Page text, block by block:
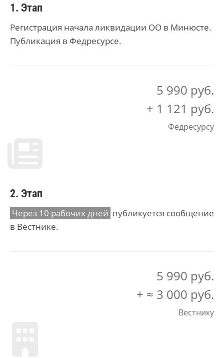
1. Этап
Регистрация начала ликвидации ОО в Минюсте.
Публикация в Федресурсе.
5 990 руб.
+ 1 121 руб.
Федресурсу
2. Этап
Через 10 рабочих дней публикуется сообщение
в Вестнике.
5 990 руб.
+ ≈ 3 000 руб.
Вестнику